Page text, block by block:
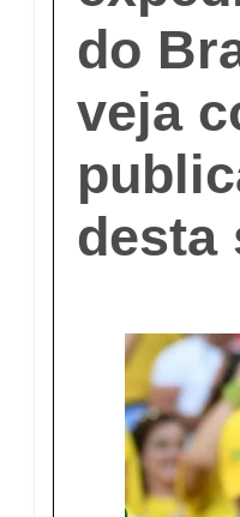
do
veja
desta